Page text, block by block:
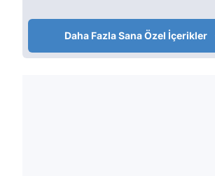
Daha Fazla Sana Özel İçerikler